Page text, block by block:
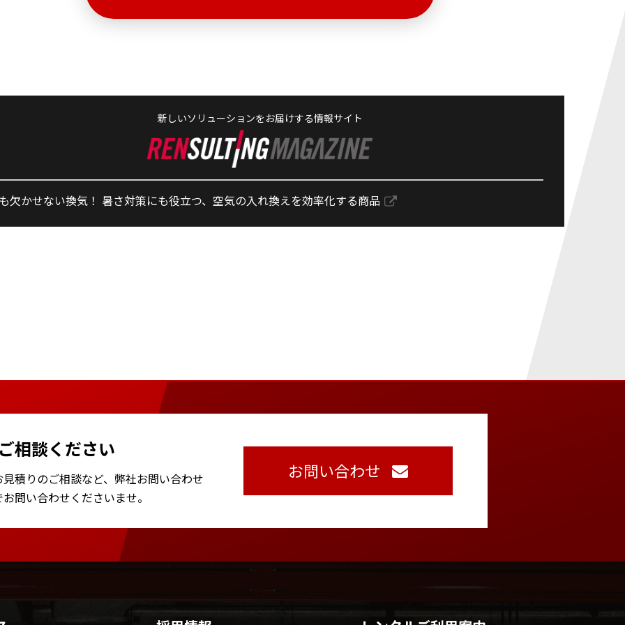
新しいソリューションをお届けする情報サイト
欠かせない換気！ 暑さ対策にも役立つ、空気の入れ換えを効率化する商品
相談ください
積りのご相談など、 弊社お問い合わせ
お問い合わせくださいませ。
お問い合わせ